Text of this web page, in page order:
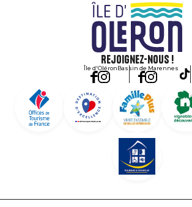
Rejoignez-nous !
Île d'OléronBassin de Marennes